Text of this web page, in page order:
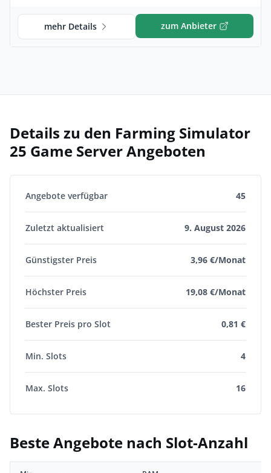
zum Anbieter
mehr Details
Details zu den Farming Simulator
25 Game Server Angeboten
Angebote verfügbar 45
Zuletzt aktualisiert 9. August 2026
Günstigster Preis 3,96 €/Monat
Höchster Preis 19,08 €/Monat
Bester Preis pro Slot 0,81 €
Min. Slots 4
Max. Slots 16
Beste Angebote nach Slot-Anzahl